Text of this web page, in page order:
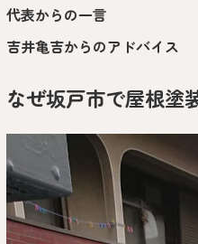
代表からの一言
吉井亀吉からのアドバイス
なぜ坂戸市で屋根塗